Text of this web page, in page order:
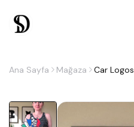
Ana Sayfa Mağaza Car Logos